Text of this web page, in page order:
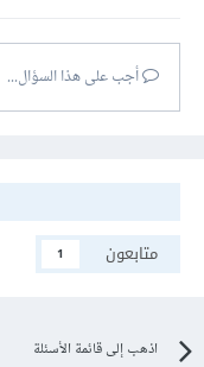
أجب على هذا السؤال...
متابعون
1
اذهب إلى قائمة الأسئلة